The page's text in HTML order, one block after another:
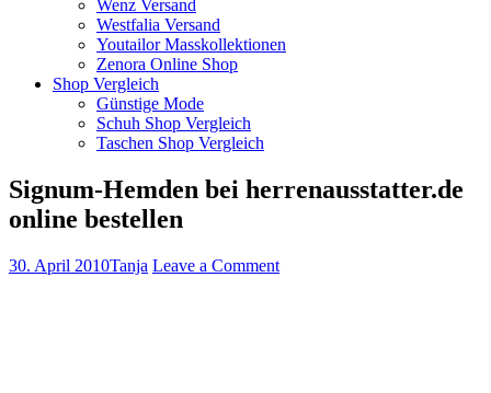
Wenz Versand
Westfalia Versand
Youtailor Masskollektionen
Zenora Online Shop
Shop Vergleich
Günstige Mode
Schuh Shop Vergleich
Taschen Shop Vergleich
Signum-Hemden bei herrenausstatter.de
online bestellen
30. April 2010Tanja Leave a Comment